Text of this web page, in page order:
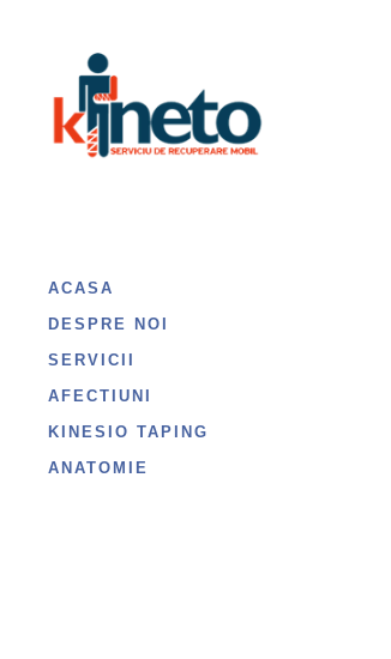
ACASA
DESPRE NOI
SERVICII
AFECTIUNI
KINESIO TAPING
ANATOMIE